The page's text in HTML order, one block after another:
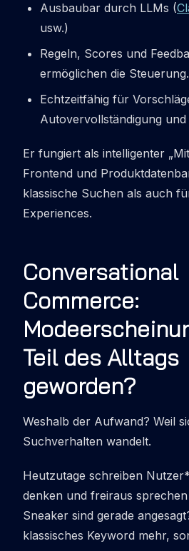
Ausbaubar durch LLMs (
usw.)
Regeln, Scores und
ermöglichen die Steuerung.
Echtzeitfähig für
Autovervollständigung
Er fungiert als intelligenter
Frontend und
klassische Suchen als auch
Experiences.
Conversational
Commerce:
Teil des Alltags
geworden?
Weshalb der Aufwand? Weil
Suchverhalten wandelt.
Heutzutage schreiben Nutzer*
denken und freiraus
Sneaker sind gerade
klassisches Keyword mehr,